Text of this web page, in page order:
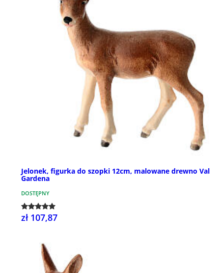
Jelonek, figurka do szopki 12cm, malowane drewno Val
Gardena
DOSTĘPNY
zł 107,87